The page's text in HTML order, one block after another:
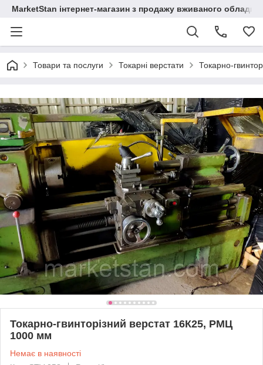
MarketStan інтернет-магазин з продажу вживаного
Товари та послуги Токарні верстати Токарно-
Токарно-гвинторізний верстат 16К25, РМЦ
1000 мм
Немає в наявності